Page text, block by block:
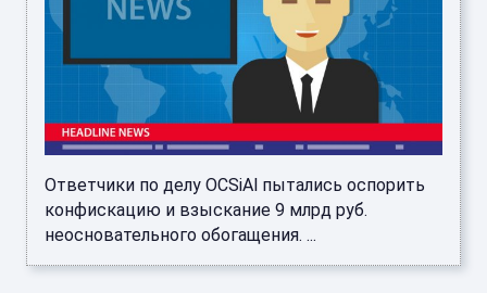
Ответчики по делу OCSiAl пытались оспорить
конфискацию и взыскание 9 млрд руб.
неосновательного обогащения. ...